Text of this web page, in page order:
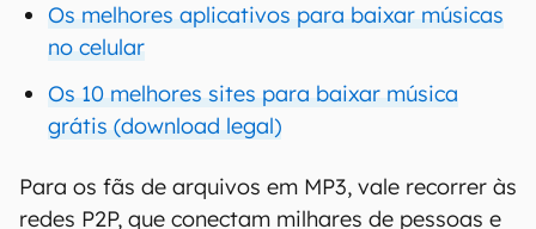
Os melhores aplicativos para baixar músicas
no celular
Os 10 melhores sites para baixar música
grátis (download legal)
Para os fãs de arquivos em MP3, vale recorrer às
redes P2P, que conectam milhares de pessoas e